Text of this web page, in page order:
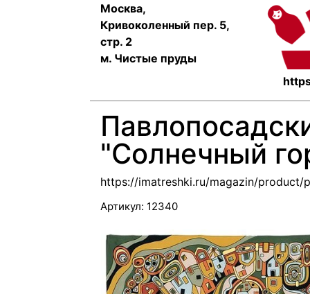
Москва,
Кривоколенный пер. 5,
стр. 2
м. Чистые пруды
"Солнечный
https://imatreshki.ru/magazin/
Артикул: 12340